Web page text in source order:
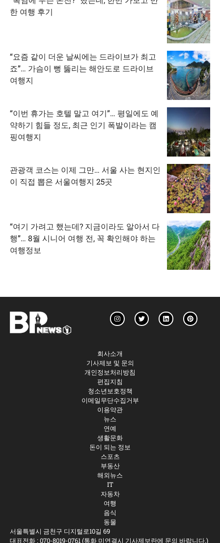
한 여행 후기
“요즘 같이 더운 날씨에는 드라이브가 최고
죠”… 가슴이 뻥 뚫리는 해안도로 드라이브
여행지
“이번 휴가는 호텔 말고 여기”… 평일에도 예
약하기 힘들 정도, 최근 인기 폭발이라는 캠
핑여행지
관광객 코스는 이제 그만… 서울 사는 현지인
이 직접 뽑은 서울여행지 25곳
“여기 가려고 했는데? 지금이라도 알아서 다
행”… 8월 시니어 여행 전, 꼭 확인해야 하는
여행정보
회사소개
기사제보 및 문의
개인정보처리방침
편집지침
청소년보호정책
이메일무단수집거부
이용약관
뉴스
연예
생활문화
돈이 되는 정보
스포츠
부동산
해외뉴스
IT
자동차
여행
음식
동물
서울특별시 금천구 디지털로10길 69
대표전화 :070-8019-0761(통화 미연결시 기사제보란에 문의 바랍니다.)